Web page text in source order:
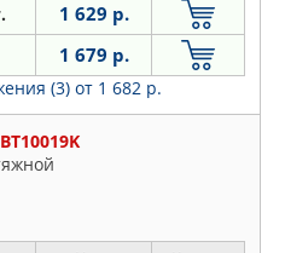
1 629 р.
1 679 р.
(3) от 1 682 р.